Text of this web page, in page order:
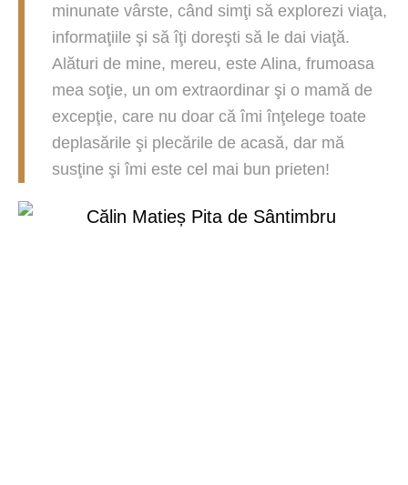
minunate vârste, când simţi să explorezi viaţa,
informaţiile şi să îţi doreşti să le dai viaţă.
Alături de mine, mereu, este Alina, frumoasa
mea soţie, un om extraordinar şi o mamă de
excepţie, care nu doar că îmi înţelege toate
deplasările şi plecările de acasă, dar mă
susţine şi îmi este cel mai bun prieten!